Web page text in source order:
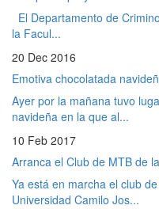
El Departamento de
la Facul...
20 Dec 2016
Emotiva chocolatada
Ayer por la mañana tuvo
navideña en la que al...
10 Feb 2017
Arranca el Club de MTB de
Ya está en marcha el club
Universidad Camilo Jos...